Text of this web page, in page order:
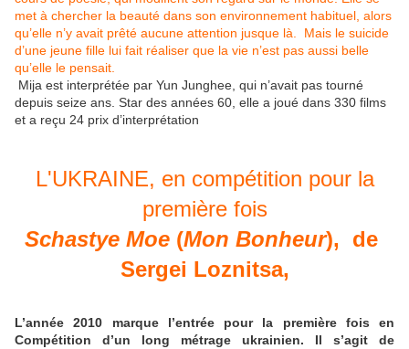
met à chercher la beauté dans son environnement habituel, alors
qu’elle n’y avait prêté aucune attention jusque là. Mais le suicide
d’une jeune fille lui fait réaliser que la vie n’est pas aussi belle
qu’elle le pensait.
Mija est interprétée par Yun Junghee, qui n’avait pas tourné
depuis seize ans. Star des années 60, elle a joué dans 330 films
et a reçu 24 prix d’interprétation
L'UKRAINE, en compétition pour la
première fois
Schastye Moe (Mon Bonheur), de
Sergei Loznitsa,
L’année 2010 marque l’entrée pour la première fois en
Compétition d’un long métrage ukrainien. Il s’agit de